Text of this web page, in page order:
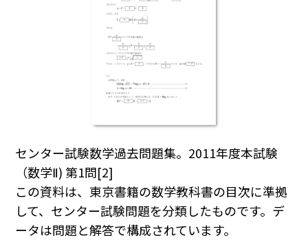
センター試験数学過去問題集。2011年度本試験
（数学Ⅱ) 第1問[2]
この資料は、東京書籍の数学教科書の目次に準拠
して、センター試験問題を分類したものです。デ
ータは問題と解答で構成されています。